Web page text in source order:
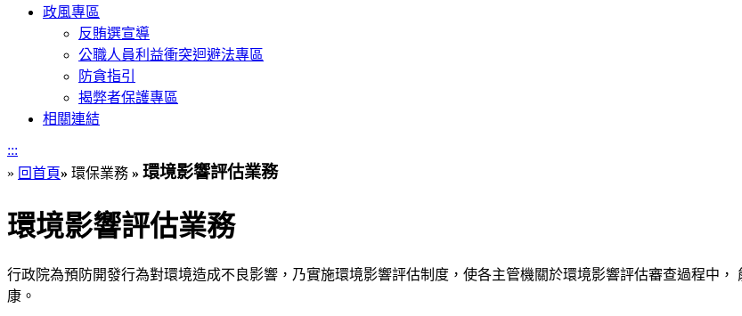
政風專區
反賄選宣導
公職人員利益衝突迴避法專區
防貪指引
揭弊者保護專區
相關連結
:::
» 回首頁» 環保業務 » 環境影響評估業務
環境影響評估業務
行政院為預防開發行為對環境造成不良影響，乃實施環境影響評估制度，使各主管機關於環境影響評估審查過程中
康。